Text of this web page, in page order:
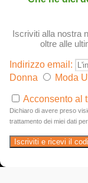
Iscriviti alla nostra
oltre alle
Indirizzo email:
Donna
Moda
Acconsento al
Dichiaro di avere preso
trattamento dei miei dati